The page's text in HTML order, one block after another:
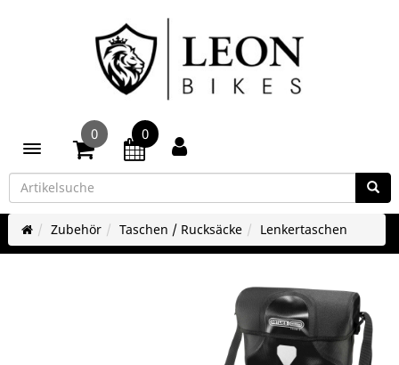
Toggle navigation
0 0
Zubehör Taschen / Rucksäcke Lenkertaschen